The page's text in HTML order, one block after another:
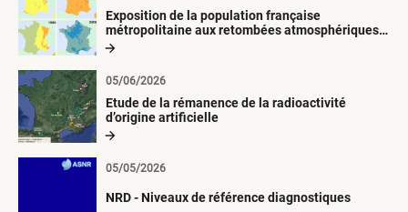
Exposition de la population française
métropolitaine aux retombées atmosphériques
radioactives depuis 1945
Etude de la rémanence de la radioactivité
d’origine artificielle
05/06/2026
NRD - Niveaux de référence diagnostiques
05/05/2026